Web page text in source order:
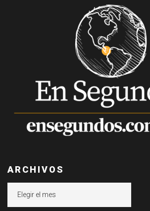
ARCHIVOS